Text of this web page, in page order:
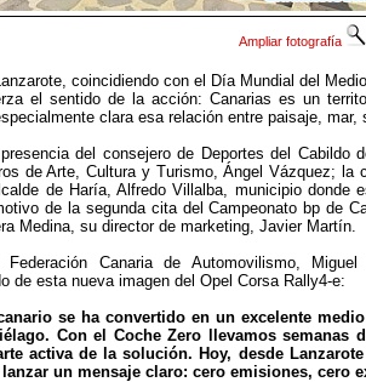
Ampliar fotografía
coincidiendo con el Día Mundial del
el sentido de la acción: Canarias es un
clara esa relación entre paisaje,
del consejero de Deportes del Cabildo
de Arte, Cultura y Turismo, Ángel Vázquez; la
de Haría, Alfredo Villalba, municipio donde
de la segunda cita del Campeonato bp de
Medina, su director de marketing, Javier Martín.
Canaria de Automovilismo,
de esta nueva imagen del Opel Corsa Rally4-e:
se ha convertido en un excelente
Con el Coche Zero llevamos semanas
activa de la solución. Hoy, desde
un mensaje claro: cero emisiones, cero